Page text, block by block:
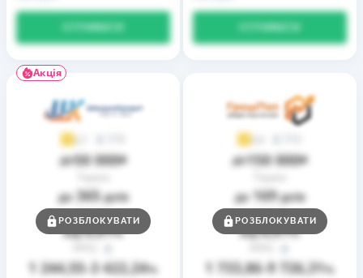
Акція
3,7
до50 000₴
до 365днів
Ставка
від0,01%
1 244,55– 3 422,24%
РОЗБЛОКУВАТИ
3,9
до150 000₴
до 169днів
Ставка
від0,01%
1 733,86– 9 726,31%
РОЗБЛОКУВАТИ